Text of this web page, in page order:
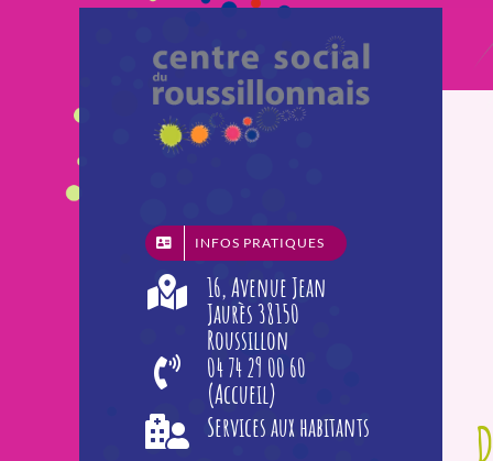
INFOS PRATIQUES
16, Avenue Jean
Jaurès 38150
Roussillon
04 74 29 00 60
(Accueil)
Services aux habitants